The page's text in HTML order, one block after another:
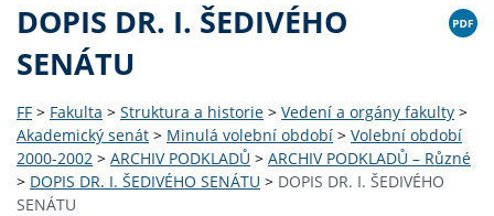
DOPIS DR. I. ŠEDIVÉHO
SENÁTU
FF > Fakulta > Struktura a historie > Vedení a orgány fakulty >
Akademický senát > Minulá volební období > Volební období
2000-2002 > ARCHIV PODKLADŮ > ARCHIV PODKLADŮ – Různé
> DOPIS DR. I. ŠEDIVÉHO SENÁTU > DOPIS DR. I. ŠEDIVÉHO
SENÁTU